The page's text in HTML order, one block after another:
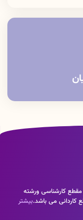
ch/
مقطع کارشناسی ورشته
کاردانی می باشد.بیشتر